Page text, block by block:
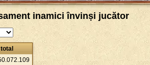
inamici învinși jucător
total
.072.109